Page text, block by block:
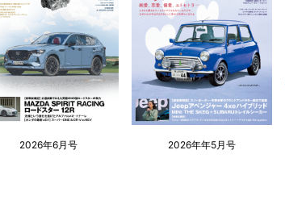
2026年6月号 2026年年5月号